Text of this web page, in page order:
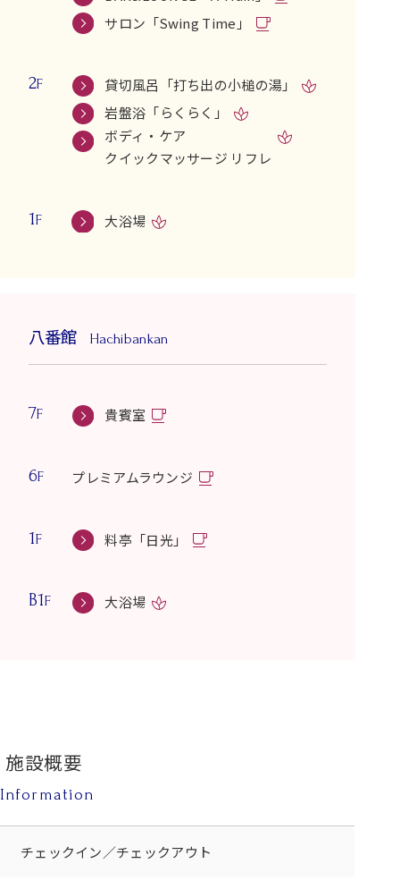
サロン「Swing Time」
2F
貸切風呂「打ち出の小槌の湯」
岩盤浴「らくらく」
ボディ・ケア
クイックマッサージ リフレ
1F 大浴場
八番館 Hachibankan
7F 貴賓室
6F プレミアムラウンジ
1F 料亭「日光」
B1F 大浴場
施設概要
Information
チェックイン／チェックアウト